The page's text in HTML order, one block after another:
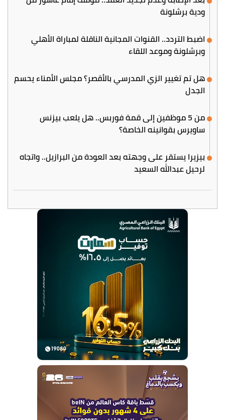
ودية برشلونة
اضبط التردد.. القنوات المجانية الناقلة لمباراة الأهلي
وبرشلونة وموعد اللقاء
هل تم تغيير الزي المدرسي بالأقصر؟ مجلس الأمناء يحسم
الجدل
من 5 موظفين إلى قمة فوربس.. هل يلعب بيزنس
ساويرس بقوانينه الخاصة؟
بيزيرا يستقر على وجهته بعد العودة من البرازيل.. واتجاه
لرحيل عبدالله السعيد